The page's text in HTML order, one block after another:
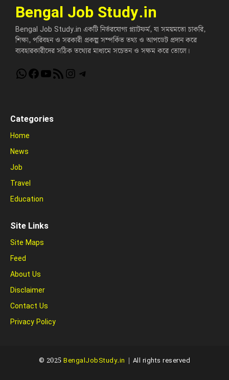
Bengal Job Study.in
Bengal Job Study.in একটি নির্ভরযোগ্য প্ল্যাটফর্ম, যা সময়মতো চাকরি,
শিক্ষা, পরিবহন ও সরকারী প্রকল্প সম্পর্কিত তথ্য ও আপডেট প্রদান করে
ব্যবহারকারীদের সঠিক তথ্যের মাধ্যমে সচেতন ও সক্ষম করে তোলে।
WhatsApp
Facebook
YouTube
RSS FeedInstagram
Telegram
Categories
Home
News
Job
Travel
Education
Site Links
Site Maps
Feed
About Us
Disclaimer
Contact Us
Privacy Policy
© 2025BengalJobStudy.in | All rights reserved